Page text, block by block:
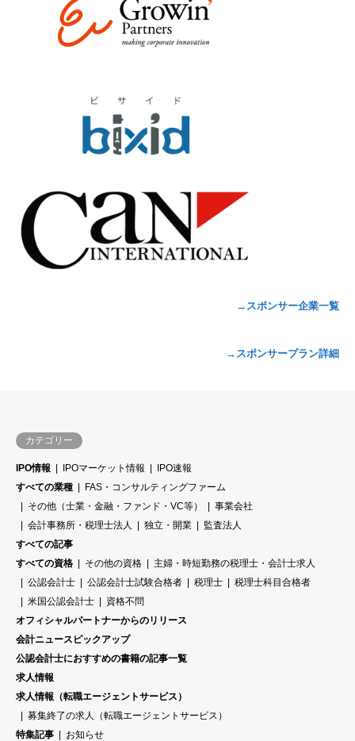
→スポンサー企業一覧
→スポンサープラン詳細
カテゴリー
IPO情報 IPOマーケット情報
IPO速報
すべての業種
FAS・コンサルティングファーム
その他（士業・金融・ファンド・VC等）
事業会社
会計事務所・税理士法人
独立・開業
監査法人
すべての記事
すべての資格
その他の資格
主婦・時短勤務の税理士・会計士求人
公認会計士
公認会計士試験合格者 税理士
税理士科目合格者
米国公認会計士
資格不問
オフィシャルパートナーからのリリース
会計ニュースピックアップ
公認会計士におすすめの書籍の記事一覧
求人情報
求人情報（転職エージェントサービス）
募集終了の求人（転職エージェントサービス）
特集記事
お知らせ